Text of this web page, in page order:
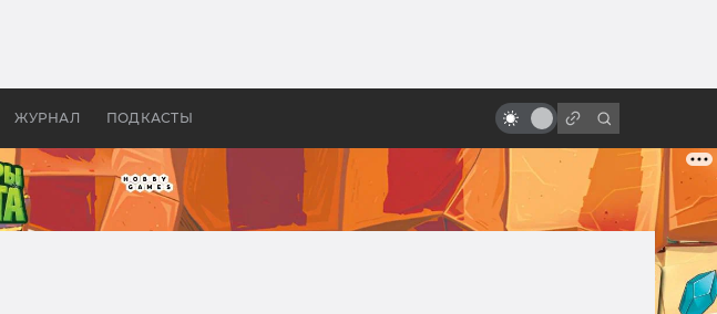
ЖУРНАЛ ПОДКАСТЫ
Древней Грецией
Гигер и сотворение «Чужого»